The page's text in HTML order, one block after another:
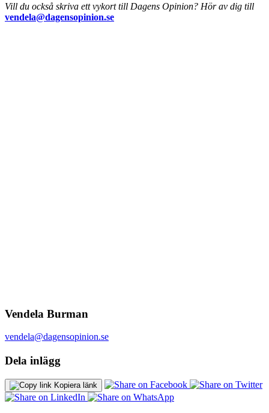
Vill du också skriva ett vykort till Dagens Opinion? Hör av dig till
vendela@dagensopinion.se
Vendela Burman
vendela@dagensopinion.se
Dela inlägg
Kopiera länk